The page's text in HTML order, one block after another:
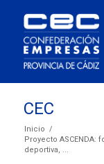
CEC
Inicio /
Proyecto ASCENDA:
deportiva, ...